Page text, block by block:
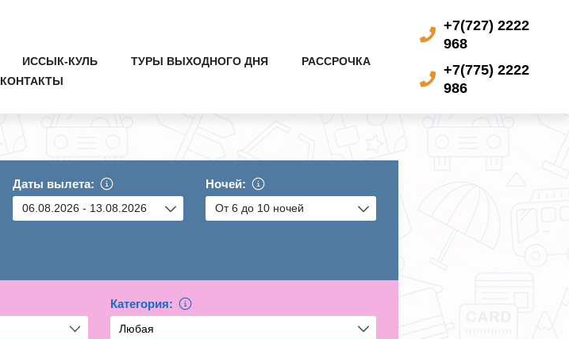
ИССЫК-КУЛЬ ТУРЫ ВЫХОДНОГО ДНЯ
РАССРОЧКА
КОНТАКТЫ
+7(727) 2222
968
+7(775) 2222
986
Даты вылета: Ночей:
Категория: